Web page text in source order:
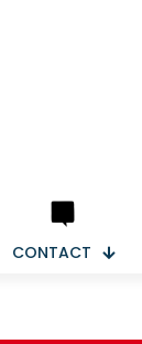
CONTACT